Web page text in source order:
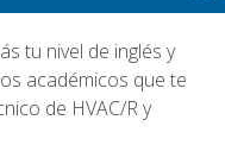
tu nivel de inglés y
académicos que te
de HVAC/R y